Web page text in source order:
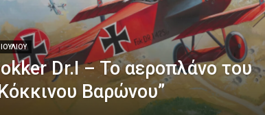
Dr.I – To αεροπλάνο του
Βαρώνου”